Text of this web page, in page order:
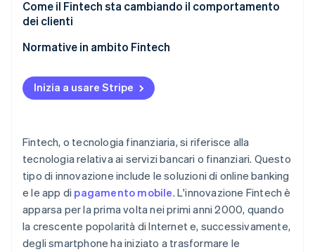
Blockchain e criptovaluta
Come il Fintech sta cambiando il comportamento
dei clienti
Normative in ambito Fintech
Inizia a usare Stripe
Fintech, o tecnologia finanziaria, si riferisce alla
tecnologia relativa ai servizi bancari o finanziari. Questo
tipo di innovazione include le soluzioni di online banking
e le app di pagamento mobile. L'innovazione Fintech è
apparsa per la prima volta nei primi anni 2000, quando
la crescente popolarità di Internet e, successivamente,
degli smartphone ha iniziato a trasformare le